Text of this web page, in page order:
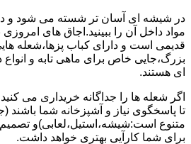
در شیشه ای آسان تر شسته می شود و در
مواد داخل آن را ببینید.اجاق های امروزی
قدیمی است و دارای کباب پزها،شعله
بزرگ،جایی خاص برای ماهی تابه و
ای هستند.
اگر شعله ها را جداگانه خریداری می
تا پاسخگوی نیاز و آشپزخانه شما باشند
متنوع است:شیشه،استیل،لعابی)و تصمیم
برای شما کارآیی بهتری خواهد داشت.